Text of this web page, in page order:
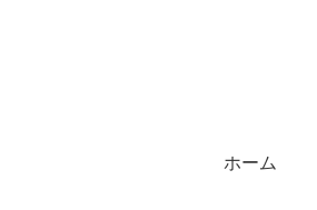
ホーム